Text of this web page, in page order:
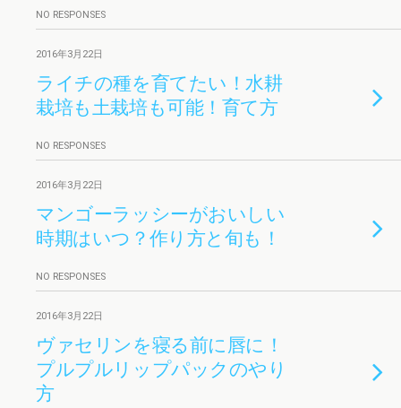
NO RESPONSES
2016年3月22日
ライチの種を育てたい！水耕
栽培も土栽培も可能！育て方
NO RESPONSES
2016年3月22日
マンゴーラッシーがおいしい
時期はいつ？作り方と旬も！
NO RESPONSES
2016年3月22日
ヴァセリンを寝る前に唇に！
プルプルリップパックのやり
方